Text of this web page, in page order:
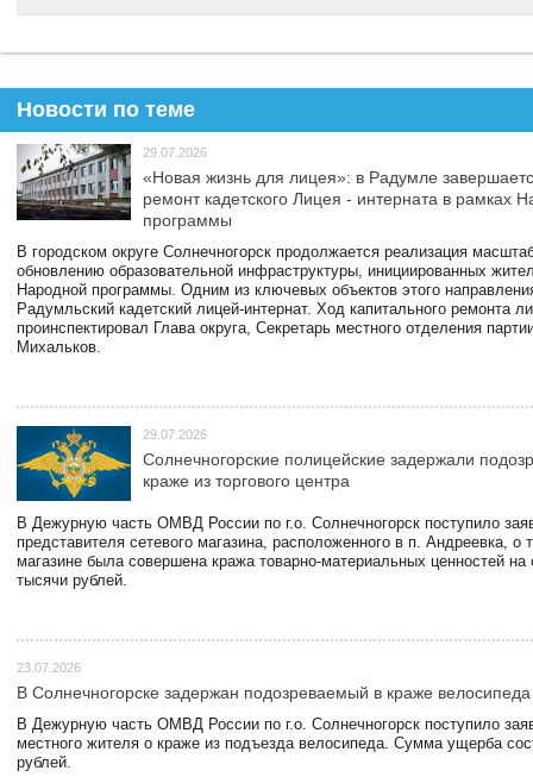
Новости по теме
29.07.2026
«Новая жизнь для лицея»: в Радумле
ремонт кадетского Лицея - интерната в рамках
программы
В городском округе Солнечногорск продолжается реализация
обновлению образовательной инфраструктуры, инициированных
Народной программы. Одним из ключевых объектов этого
Радумльский кадетский лицей-интернат. Ход капитального ремонта
проинспектировал Глава округа, Секретарь местного отделения
Михальков.
29.07.2026
Солнечногорские полицейские задержали
краже из торгового центра
В Дежурную часть ОМВД России по г.о. Солнечногорск поступило
представителя сетевого магазина, расположенного в п. Андреевка, о
магазине была совершена кража товарно-материальных ценностей
тысячи рублей.
23.07.2026
В Солнечногорске задержан подозреваемый в краже велосипеда
В Дежурную часть ОМВД России по г.о. Солнечногорск поступило
местного жителя о краже из подъезда велосипеда. Сумма ущерба
рублей.